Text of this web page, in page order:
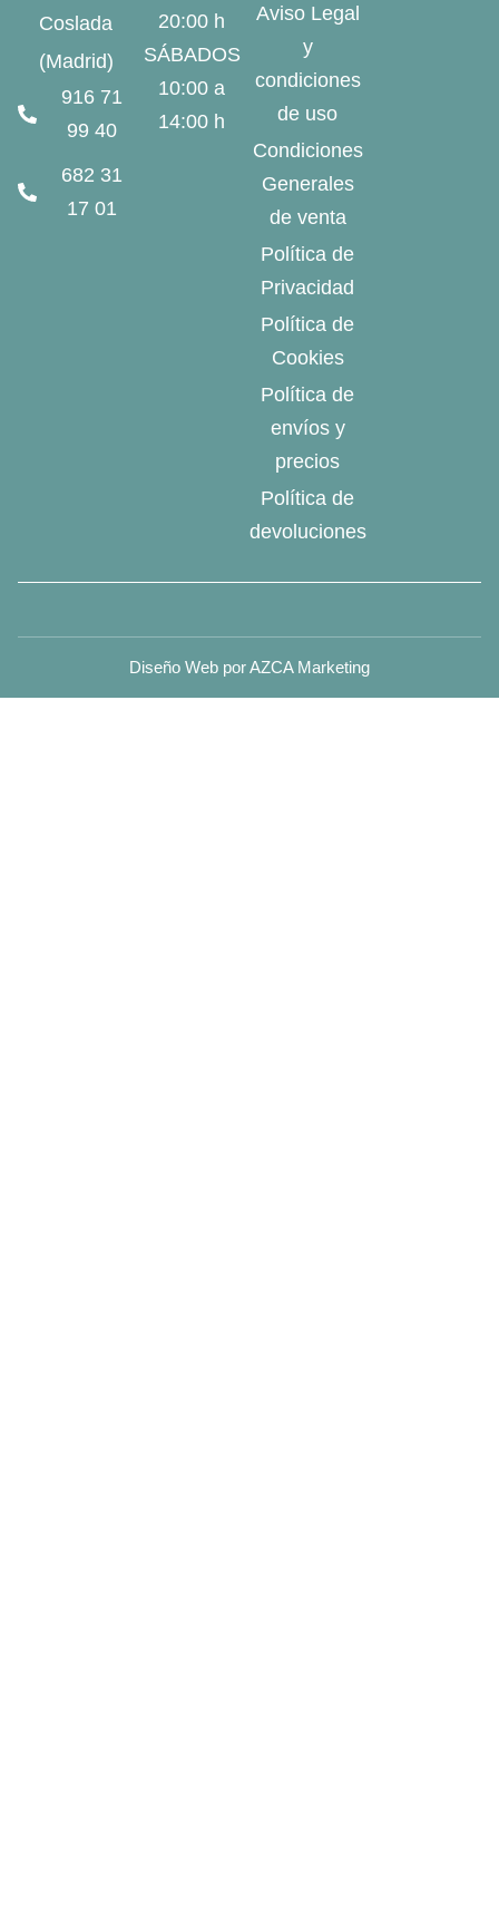
Coslada
(Madrid)
916 71
99 40
682 31
17 01
20:00 h
SÁBADOS
10:00 a
14:00 h
Aviso Legal
y
condiciones
de uso
Condiciones
Generales
de venta
Política de
Privacidad
Política de
Cookies
Política de
envíos y
precios
Política de
devoluciones
Diseño Web por AZCA Marketing